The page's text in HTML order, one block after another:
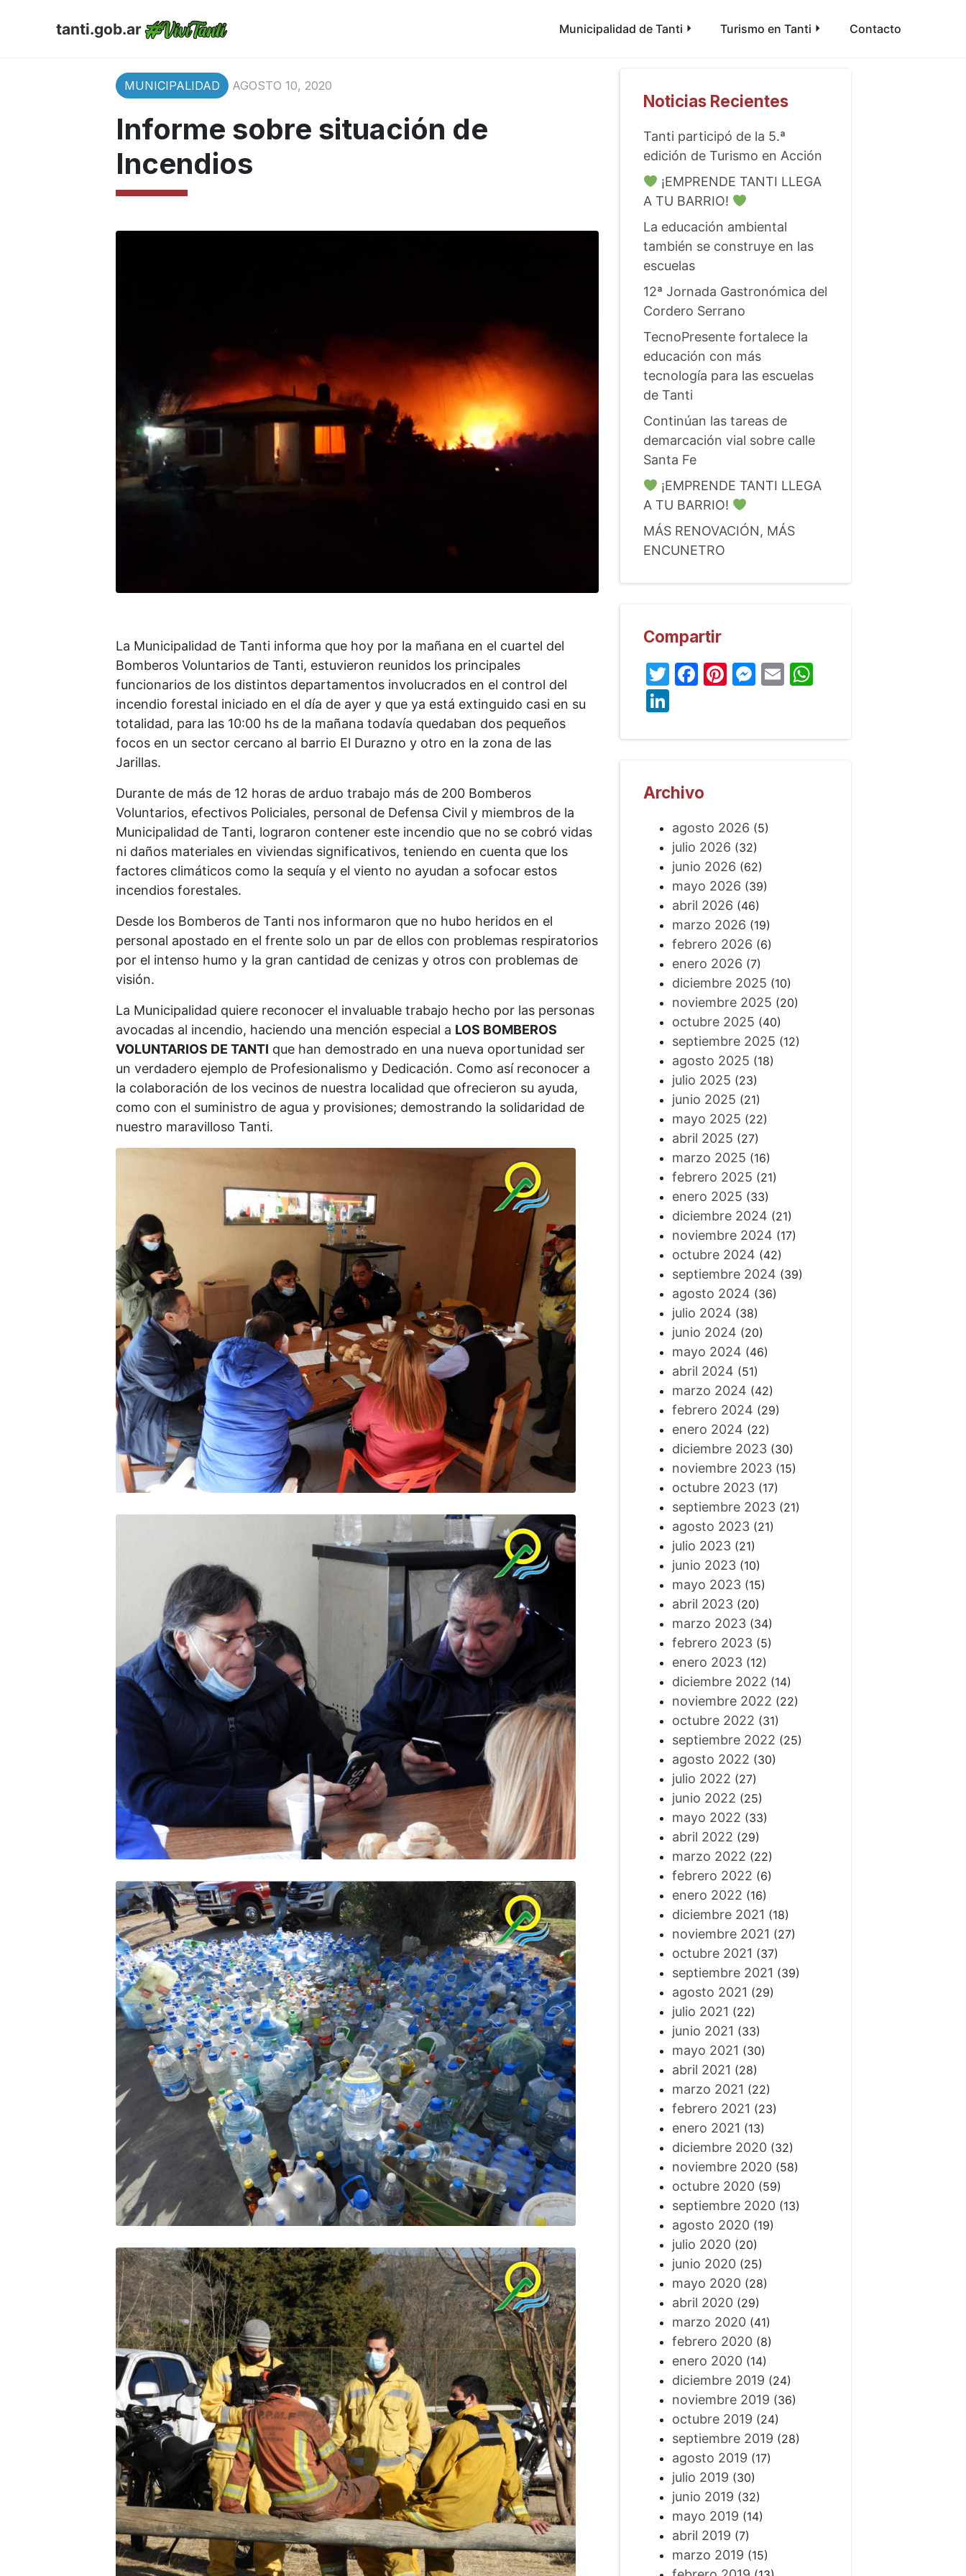
tanti.gob.ar Municipalidad de Tanti Turismo en Tanti Contacto
MUNICIPALIDAD AGOSTO 10, 2020
Informe sobre situación de
Incendios
La Municipalidad de Tanti informa que hoy por la mañana en el cuartel del
Bomberos Voluntarios de Tanti, estuvieron reunidos los principales
funcionarios de los distintos departamentos involucrados en el control del
incendio forestal iniciado en el día de ayer y que ya está extinguido casi en su
totalidad, para las 10:00 hs de la mañana todavía quedaban dos pequeños
focos en un sector cercano al barrio El Durazno y otro en la zona de las
Jarillas.
Durante de más de 12 horas de arduo trabajo más de 200 Bomberos
Voluntarios, efectivos Policiales, personal de Defensa Civil y miembros de la
Municipalidad de Tanti, lograron contener este incendio que no se cobró vidas
ni daños materiales en viviendas significativos, teniendo en cuenta que los
factores climáticos como la sequía y el viento no ayudan a sofocar estos
incendios forestales.
Desde los Bomberos de Tanti nos informaron que no hubo heridos en el
personal apostado en el frente solo un par de ellos con problemas respiratorios
por el intenso humo y la gran cantidad de cenizas y otros con problemas de
visión.
La Municipalidad quiere reconocer el invaluable trabajo hecho por las personas
avocadas al incendio, haciendo una mención especial a LOS BOMBEROS
VOLUNTARIOS DE TANTI que han demostrado en una nueva oportunidad ser
un verdadero ejemplo de Profesionalismo y Dedicación. Como así reconocer a
la colaboración de los vecinos de nuestra localidad que ofrecieron su ayuda,
como con el suministro de agua y provisiones; demostrando la solidaridad de
nuestro maravilloso Tanti.
Noticias Recientes
Tanti participó de la 5.ª
edición de Turismo en Acción
¡EMPRENDE TANTI LLEGA
A TU BARRIO!
La educación ambiental
también se construye en las
escuelas
12ª Jornada Gastronómica del
Cordero Serrano
TecnoPresente fortalece la
educación con más
tecnología para las escuelas
de Tanti
Continúan las tareas de
demarcación vial sobre calle
Santa Fe
¡EMPRENDE TANTI LLEGA
A TU BARRIO!
MÁS RENOVACIÓN, MÁS
ENCUNETRO
Compartir
Twitter
Facebook
Pinterest
Messenger
EmailWhatsApp
LinkedIn
Archivo
agosto 2026 (5)
julio 2026 (32)
junio 2026 (62)
mayo 2026 (39)
abril 2026 (46)
marzo 2026 (19)
febrero 2026 (6)
enero 2026 (7)
diciembre 2025 (10)
noviembre 2025 (20)
octubre 2025 (40)
septiembre 2025 (12)
agosto 2025 (18)
julio 2025 (23)
junio 2025 (21)
mayo 2025 (22)
abril 2025 (27)
marzo 2025 (16)
febrero 2025 (21)
enero 2025 (33)
diciembre 2024 (21)
noviembre 2024 (17)
octubre 2024 (42)
septiembre 2024 (39)
agosto 2024 (36)
julio 2024 (38)
junio 2024 (20)
mayo 2024 (46)
abril 2024 (51)
marzo 2024 (42)
febrero 2024 (29)
enero 2024 (22)
diciembre 2023(30)
noviembre 2023(15)
octubre 2023(17)
septiembre 2023(21)
agosto 2023(21)
julio 2023(21)
junio 2023(10)
mayo 2023(15)
abril 2023(20)
marzo 2023(34)
febrero 2023(5)
enero 2023(12)
diciembre 2022 (14)
noviembre 2022 (22)
octubre 2022 (31)
septiembre 2022 (25)
agosto 2022 (30)
julio 2022 (27)
junio 2022 (25)
mayo 2022 (33)
abril 2022 (29)
marzo 2022 (22)
febrero 2022 (6)
enero 2022 (16)
diciembre 2021 (18)
noviembre 2021 (27)
octubre 2021 (37)
septiembre 2021 (39)
agosto 2021 (29)
julio 2021 (22)
junio 2021 (33)
mayo 2021 (30)
abril 2021 (28)
marzo 2021 (22)
febrero 2021 (23)
enero 2021 (13)
diciembre 2020(32)
noviembre 2020(58)
octubre 2020(59)
septiembre 2020(13)
agosto 2020(19)
julio 2020(20)
junio 2020(25)
mayo 2020(28)
abril 2020(29)
marzo 2020(41)
febrero 2020(8)
enero 2020(14)
diciembre 2019 (24)
noviembre 2019 (36)
octubre 2019 (24)
septiembre 2019 (28)
agosto 2019 (17)
julio 2019 (30)
junio 2019 (32)
mayo 2019 (14)
abril 2019 (7)
marzo 2019 (15)